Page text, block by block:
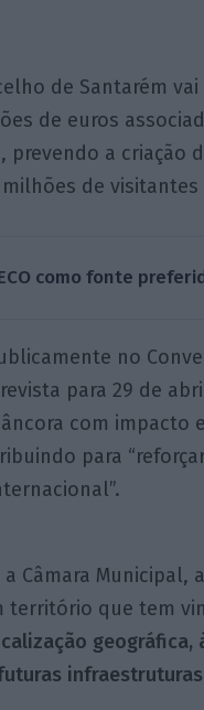
de Santarém
de euros
prevendo a criação
milhões de
como fonte
no
para 29 de
com impacto
para
Câmara
território que tem